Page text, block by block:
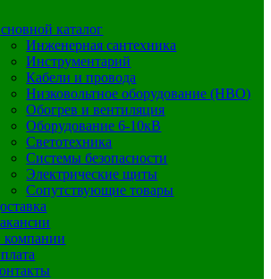
каталог
Инженерная сантехника
Инструментарий
Кабели и провода
Низковольтное оборудование (НВО)
Обогрев и вентиляция
Оборудование 6-10кВ
Светотехника
Системы безопасности
Электрические щиты
Сопутствующие товары